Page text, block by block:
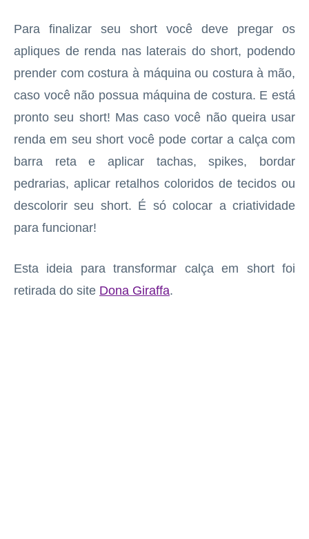
Para finalizar seu short você deve pregar os
apliques de renda nas laterais do short, podendo
prender com costura à máquina ou costura à mão,
caso você não possua máquina de costura. E está
pronto seu short! Mas caso você não queira usar
renda em seu short você pode cortar a calça com
barra reta e aplicar tachas, spikes, bordar
pedrarias, aplicar retalhos coloridos de tecidos ou
descolorir seu short. É só colocar a criatividade
para funcionar!
Esta ideia para transformar calça em short foi
retirada do site Dona Giraffa.